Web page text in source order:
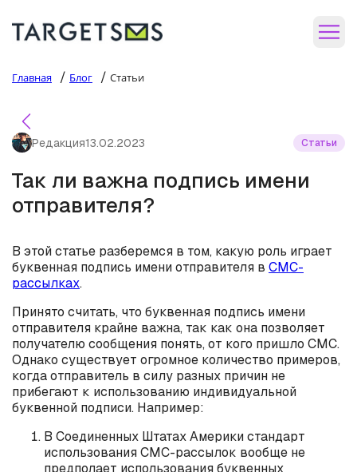
Главная / Блог / Статьи
Редакция13.02.2023 Статьи
Так ли важна подпись имени
отправителя?
В этой статье разберемся в том, какую роль играет
буквенная подпись имени отправителя в СМС-
рассылках.
Принято считать, что буквенная подпись имени
отправителя крайне важна, так как она позволяет
получателю сообщения понять, от кого пришло СМС.
Однако существует огромное количество примеров,
когда отправитель в силу разных причин не
прибегают к использованию индивидуальной
буквенной подписи. Например:
В Соединенных Штатах Америки стандарт
использования СМС-рассылок вообще не
предполает использования буквенных